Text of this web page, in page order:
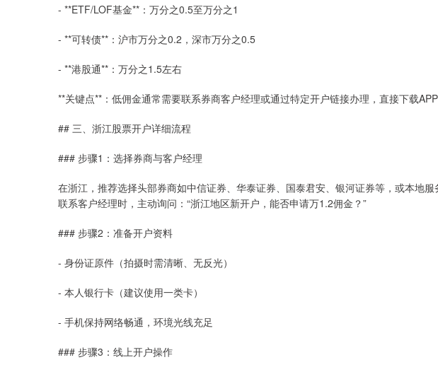
- **ETF/LOF基金**：万分之0.5至万分之1
- **可转债**：沪市万分之0.2，深市万分之0.5
- **港股通**：万分之1.5左右
**关键点**：低佣金通常需要联系券商客户经理或通过特定开户链接办理，直接下载APP
## 三、浙江股票开户详细流程
### 步骤1：选择券商与客户经理
在浙江，推荐选择头部券商如中信证券、华泰证券、国泰君安、银河证券等，或本地服
联系客户经理时，主动询问：“浙江地区新开户，能否申请万1.2佣金？”
### 步骤2：准备开户资料
- 身份证原件（拍摄时需清晰、无反光）
- 本人银行卡（建议使用一类卡）
- 手机保持网络畅通，环境光线充足
### 步骤3：线上开户操作